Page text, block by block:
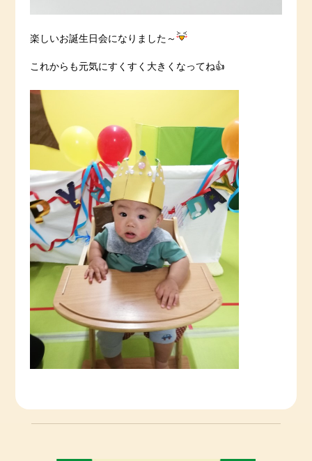
楽しいお誕生日会になりました～
これからも元気にすくすく大きくなってね👍